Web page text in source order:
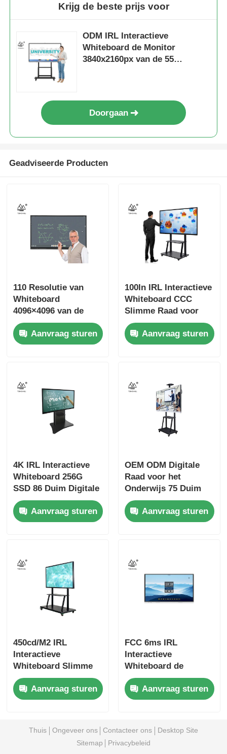
Krijg de beste prijs voor
ODM IRL Interactieve
Whiteboard de Monitor
3840x2160px van de 55
Doorgaan
Geadviseerde Producten
110 Resolutie van
Whiteboard
4096×4096 van de
Duim de Slimme
Raad Interactieve
Aanvraag sturen
100In IRL Interactieve
Whiteboard CCC
Slimme Raad voor
het Onderwijs
Aanvraag sturen
4K IRL Interactieve
Whiteboard 256G
SSD 86 Duim Digitale
Zwarte Raad
Aanvraag sturen
OEM ODM Digitale
Raad voor het
Onderwijs 75 Duim
Windows 7 Intel Core
I7
Aanvraag sturen
450cd/M2 IRL
Interactieve
Whiteboard Slimme
TV van het 70
Duimtouche screen
Aanvraag sturen
FCC 6ms IRL
Interactieve
Whiteboard de
Vertoning van het 65
Duimtouche screen
Aanvraag sturen
Thuis Ongeveer ons Contacteer ons
Desktop Site
Sitemap
Privacybeleid